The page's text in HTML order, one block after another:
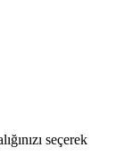
seçerek